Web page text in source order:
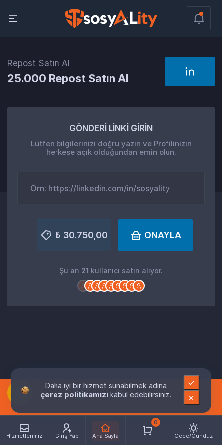
Hizmetlerimiz Giriş Yap Ana Sayfa
0
Gece/Gündüz
Repost Satın Al
25.000 Repost Satın Al
GÖNDERİ LİNKİ GİRİN
Lütfen bilgilerinizi doğru yazın ve Profilinizin
herkese açık olduğundan emin olun.
₺ 30.750,00 ONAYLA
Şu an 21 kullanıcı satın alıyor.
Daha iyi bir hizmet sunabilmek adına
çerez politikamızı kabul edebilirsiniz.